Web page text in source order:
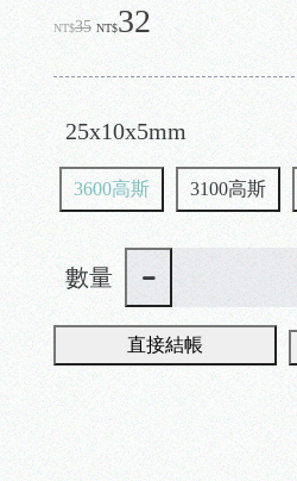
NT$35 NT$32
25x10x5mm
3600高斯 3100高斯
數量
直接結帳